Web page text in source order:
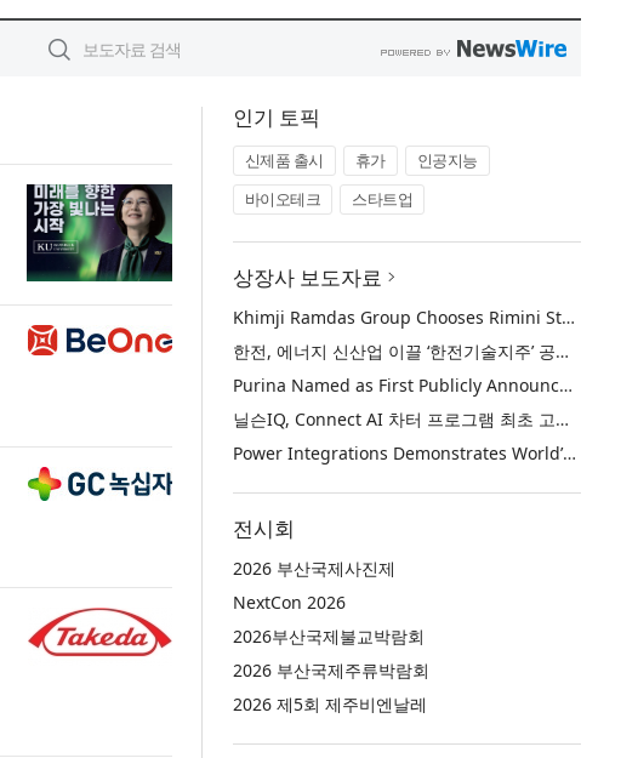
인기 토픽
신제품 출시 휴가
인공지능
바이오테크
스타트업
상장사 보도자료
Khimji Ramdas Group Chooses Rimini Street to Reduce SAP Support Costs, Protect 700+ Customizations and Reinvest Savings in Innovation
한전, 에너지 신산업 이끌 ‘한전기술지주’ 공식 출범
Purina Named as First Publicly Announced NIQ ConnectAI Charter Client
닐슨IQ, Connect AI 차터 프로그램 최초 고객사 ‘퓨리나’ 선정
Power Integrations Demonstrates World’s First 2200 V GaN Technology for Next-Era High-Voltage Power Systems
전시회
2026 부산국제사진제
NextCon 2026
2026부산국제불교박람회
2026 부산국제주류박람회
2026 제5회 제주비엔날레